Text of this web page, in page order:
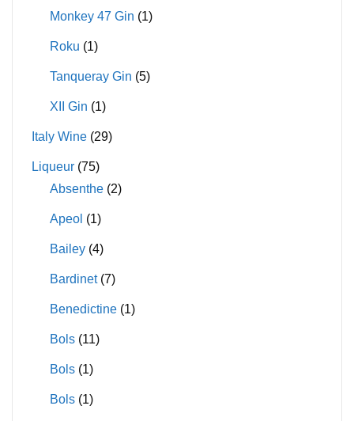
Monkey 47 Gin (1)
Roku (1)
Tanqueray Gin (5)
XII Gin (1)
Italy Wine (29)
Liqueur (75)
Absenthe (2)
Apeol (1)
Bailey (4)
Bardinet (7)
Benedictine (1)
Bols (11)
Bols (1)
Bols (1)